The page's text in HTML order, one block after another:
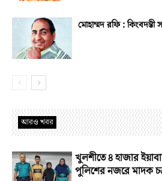
মোহাম্মদ রফি : কিংবদন্তী
আরও খবর
খুলশীতে ৪ হাজার
পুলিশের নজরে মাদক